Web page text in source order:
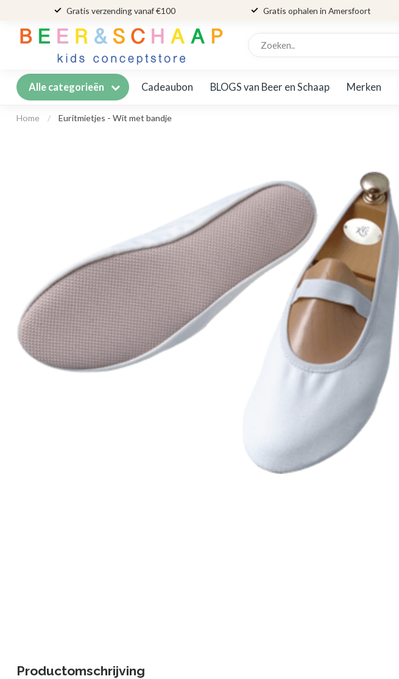
Gratis verzending vanaf €100 Gratis ophalen in Amersfoort
Alle categorieën Cadeaubon BLOGS van Beer en Schaap Merken
Home / Euritmietjes - Wit met bandje
Productomschrijving